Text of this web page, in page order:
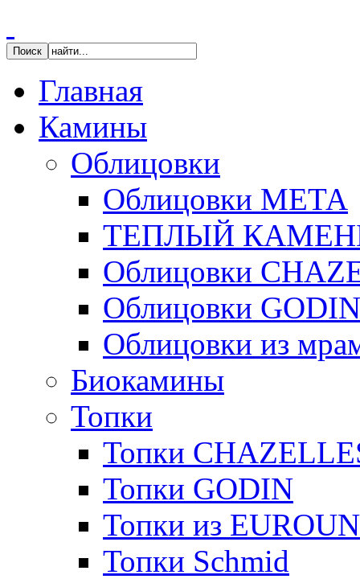
Главная
Камины
Облицовки
Облицовки МЕТА
ТЕПЛЫЙ
Облицовки
Облицовки GODIN
Облицовки из
Биокамины
Топки
Топки
Топки GODIN
Топки из
Топки Schmid